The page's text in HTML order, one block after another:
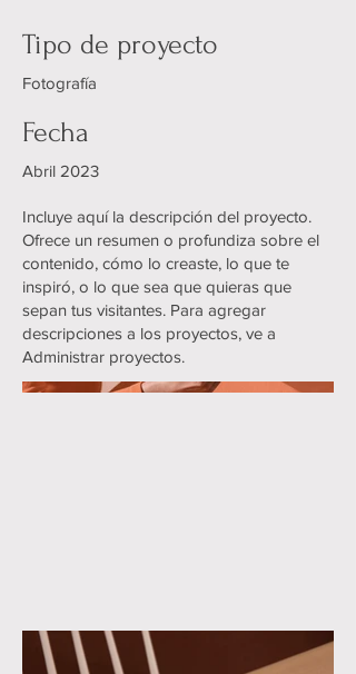
Tipo de proyecto
Fotografía
Fecha
Abril 2023
Incluye aquí la descripción del proyecto.
Ofrece un resumen o profundiza sobre el
contenido, cómo lo creaste, lo que te
inspiró, o lo que sea que quieras que
sepan tus visitantes. Para agregar
descripciones a los proyectos, ve a
Administrar proyectos.